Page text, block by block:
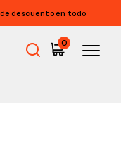
descuento en todo
0